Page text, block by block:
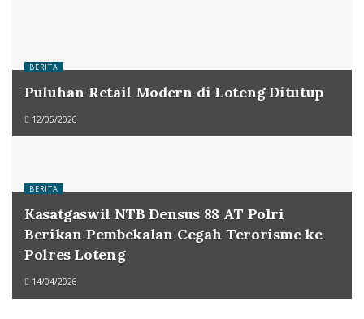
BERITA
Puluhan Retail Modern di Loteng Ditutup
12/05/2026
BERITA
Kasatgaswil NTB Densus 88 AT Polri
Berikan Pembekalan Cegah Terorisme ke
Polres Loteng
14/04/2026